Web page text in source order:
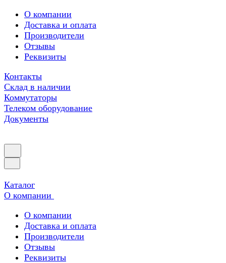
О компании
Доставка и оплата
Производители
Отзывы
Реквизиты
Контакты
Склад в наличии
Коммутаторы
Телеком оборудование
Документы
Каталог
О компании
О компании
Доставка и оплата
Производители
Отзывы
Реквизиты